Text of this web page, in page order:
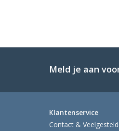
Meld je aan
Klantenservice
Contact &